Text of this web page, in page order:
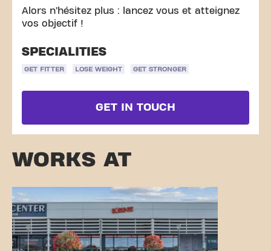
Alors n’hésitez plus : lancez vous et atteignez
vos objectif !
SPECIALITIES
GET FITTER LOSE WEIGHT GET STRONGER
GET IN TOUCH
WORKS AT